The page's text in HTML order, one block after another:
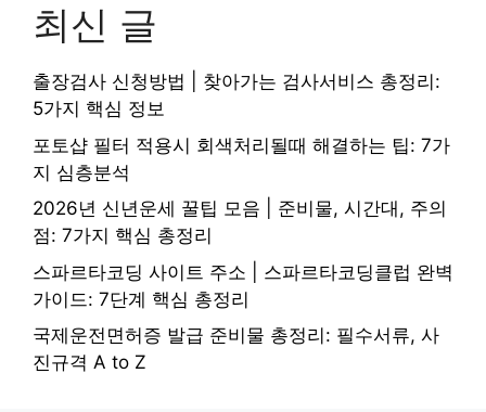
최신 글
출장검사 신청방법 | 찾아가는 검사서비스 총정리:
5가지 핵심 정보
포토샵 필터 적용시 회색처리될때 해결하는 팁: 7가
지 심층분석
2026년 신년운세 꿀팁 모음 | 준비물, 시간대, 주의
점: 7가지 핵심 총정리
스파르타코딩 사이트 주소 | 스파르타코딩클럽 완벽
가이드: 7단계 핵심 총정리
국제운전면허증 발급 준비물 총정리: 필수서류, 사
진규격 A to Z